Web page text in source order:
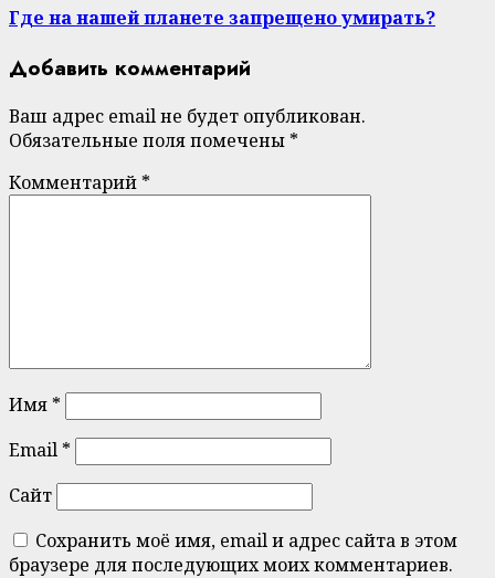
Где на нашей планете запрещено умирать?
Добавить комментарий
Ваш адрес email не будет опубликован.
Обязательные поля помечены *
Комментарий *
Имя *
Email *
Сайт
Сохранить моё имя, email и адрес сайта в этом
браузере для последующих моих комментариев.